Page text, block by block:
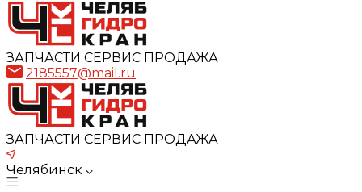
ЗАПЧАСТИ СЕРВИС ПРОДАЖА
2185557@mail.ru
ЗАПЧАСТИ СЕРВИС ПРОДАЖА
Челябинск